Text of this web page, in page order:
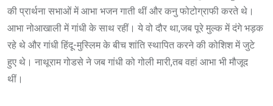
की प्रार्थना सभाओं में आभा भजन गाती थीं और कनु फोटोग्राफी करते थे।
आभा नोआखाली में गांधी के साथ रहीं। ये वो दौर था,जब पूरे मुल्क में दंगे भड़क
रहे थे और गांधी हिंदू-मुस्लिम के बीच शांति स्थापित करने की कोशिश में जुटे
हुए थे। नाथूराम गोडसे ने जब गांधी को गोली मारी,तब वहां आभा भी मौजूद
थीं।